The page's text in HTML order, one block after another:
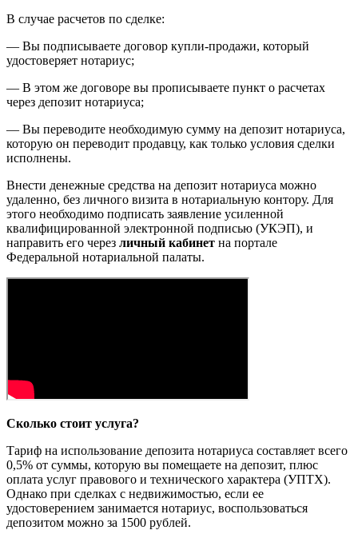
В случае расчетов по сделке:
— Вы подписываете договор купли-продажи, который
удостоверяет нотариус;
— В этом же договоре вы прописываете пункт о расчетах
через депозит нотариуса;
— Вы переводите необходимую сумму на депозит нотариуса,
которую он переводит продавцу, как только условия сделки
исполнены.
Внести денежные средства на депозит нотариуса можно
удаленно, без личного визита в нотариальную контору. Для
этого необходимо подписать заявление усиленной
квалифицированной электронной подписью (УКЭП), и
направить его через личный кабинет на портале
Федеральной нотариальной палаты.
Сколько стоит услуга?
Тариф на использование депозита нотариуса составляет всего
0,5% от суммы, которую вы помещаете на депозит, плюс
оплата услуг правового и технического характера (УПТХ).
Однако при сделках с недвижимостью, если ее
удостоверением занимается нотариус, воспользоваться
депозитом можно за 1500 рублей.